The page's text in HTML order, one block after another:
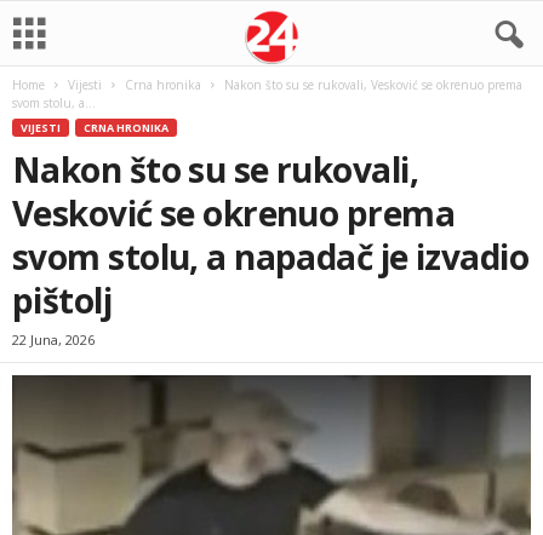
Home Vijesti Crna hronika
Nakon što su se rukovali, Vesković se okrenuo prema
svom stolu, a...
VIJESTI CRNA HRONIKA
Nakon što su se rukovali,
Vesković se okrenuo prema
svom stolu, a napadač je izvadio
pištolj
22 Juna, 2026